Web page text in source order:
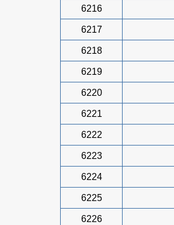
6216
6217
6218
6219
6220
6221
6222
6223
6224
6225
6226